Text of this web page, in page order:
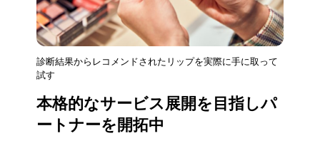
診断結果からレコメンドされたリップを実際に手に取って
試す
本格的なサービス展開を目指しパ
ートナーを開拓中